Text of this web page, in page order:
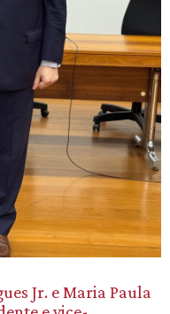
Jr. e Maria Paula